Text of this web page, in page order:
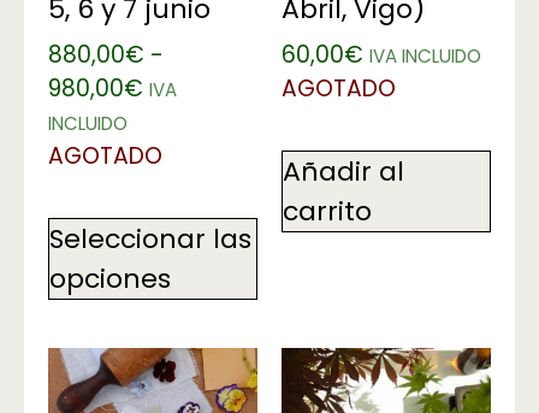
5, 6 y 7 junio
880,00€ -
980,00€ IVA
INCLUIDO
AGOTADO
Seleccionar las
opciones
Abril, Vigo)
60,00€ IVA INCLUIDO
AGOTADO
Añadir al
carrito